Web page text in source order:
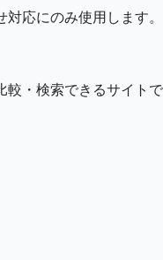
応にのみ使用します。
較・検索できるサイトで